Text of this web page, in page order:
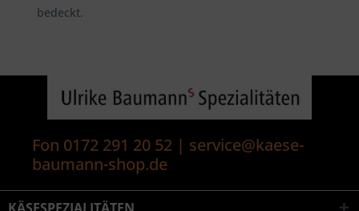
bedeckt.
Fon 0172 291 20 52 | service@kaese-
baumann-shop.de